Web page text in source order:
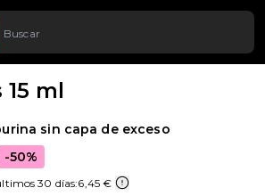
desde un -5 % en todos
a partir de 250 €
ml
sin capa de exceso
-50%
30 días:6,45 €